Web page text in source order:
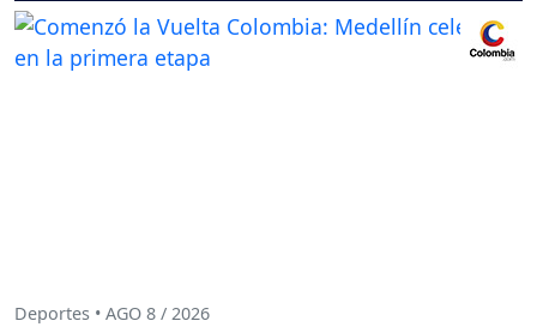
Deportes • AGO 8 / 2026